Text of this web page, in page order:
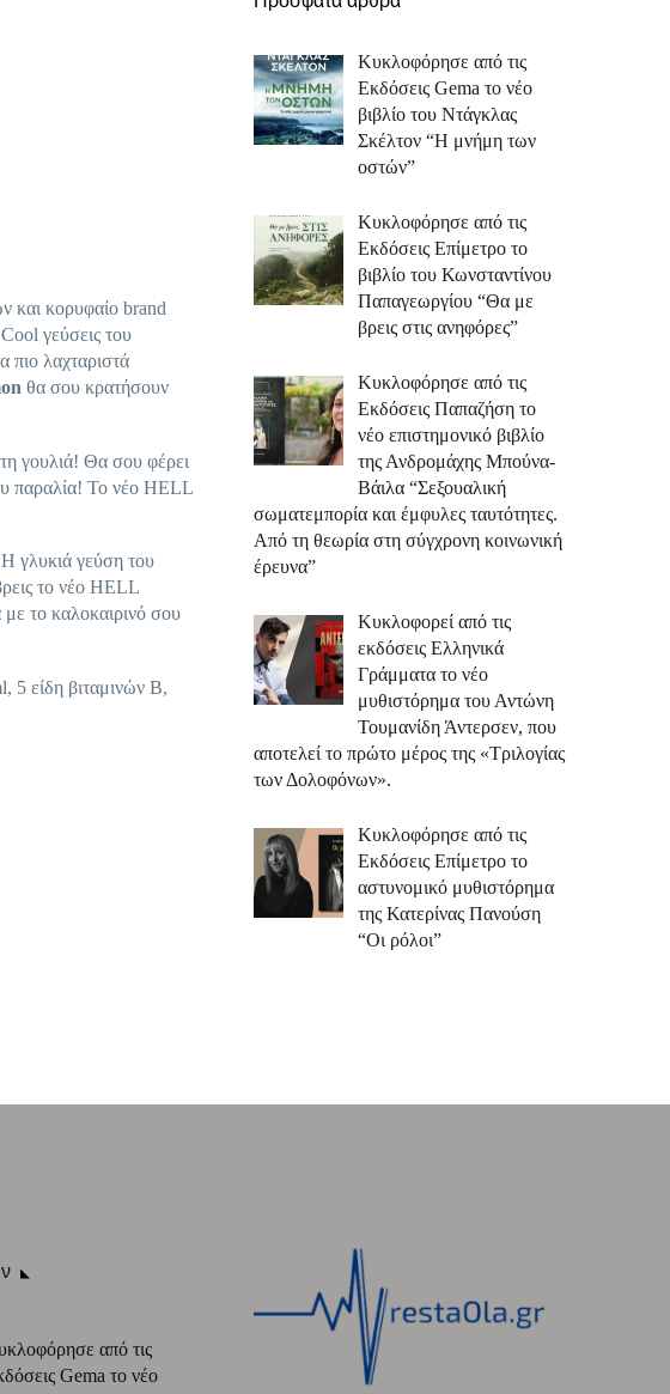
και κορυφαίο brand
γεύσεις του
πιο λαχταριστά
θα σου κρατήσουν
γουλιά! Θα σου φέρει
παραλία! Το νέο HELL
γλυκιά γεύση του
το νέο HELL
το καλοκαιρινό σου
5 είδη βιταμινών Β,
Κυκλοφόρησε από τις
Εκδόσεις Gema το νέο
βιβλίο του Ντάγκλας
Σκέλτον “Η μνήμη των
οστών”
Κυκλοφόρησε από τις
Εκδόσεις Επίμετρο το
βιβλίο του Κωνσταντίνου
Παπαγεωργίου “Θα με
βρεις στις ανηφόρες”
Κυκλοφόρησε από τις
Εκδόσεις Παπαζήση το
νέο επιστημονικό βιβλίο
της Ανδρομάχης Μπούνα-
Βάιλα “Σεξουαλική
σωματεμπορία και έμφυλες ταυτότητες.
Από τη θεωρία στη σύγχρονη κοινωνική
έρευνα”
Κυκλοφορεί από τις
εκδόσεις Ελληνικά
Γράμματα το νέο
μυθιστόρημα του Αντώνη
Τουμανίδη Άντερσεν, που
αποτελεί το πρώτο μέρος της «Τριλογίας
των Δολοφόνων».
Κυκλοφόρησε από τις
Εκδόσεις Επίμετρο το
αστυνομικό μυθιστόρημα
της Κατερίνας Πανούση
“Οι ρόλοι”
από τις
Gema το νέο